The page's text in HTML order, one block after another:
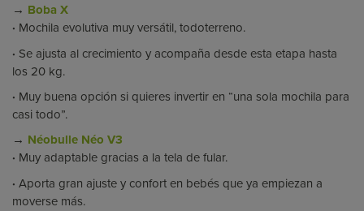
→ Boba X
· Mochila evolutiva muy versátil, todoterreno.
· Se ajusta al crecimiento y acompaña desde esta etapa hasta
los 20 kg.
· Muy buena opción si quieres invertir en “una sola mochila para
casi todo”.
→ Néobulle Néo V3
· Muy adaptable gracias a la tela de fular.
· Aporta gran ajuste y confort en bebés que ya empiezan a
moverse más.